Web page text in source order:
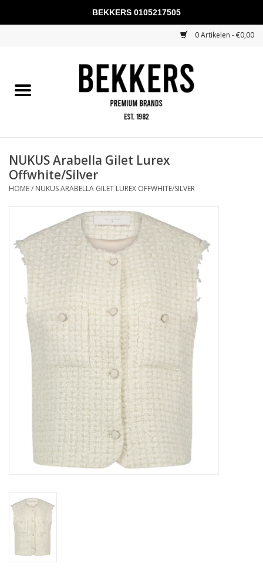
0 Artikelen - €0,00
Mannen
KADOBONNEN
Merken
NUKUS Arabella Gilet Lurex
Offwhite/Silver
HOME/ NUKUS ARABELLA GILET LUREX OFFWHITE/SILVER
BEKKERS 0105217505